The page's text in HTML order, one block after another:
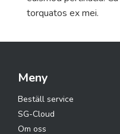
torquatos ex mei.
Meny
Beställ service
SG-Cloud
Om oss